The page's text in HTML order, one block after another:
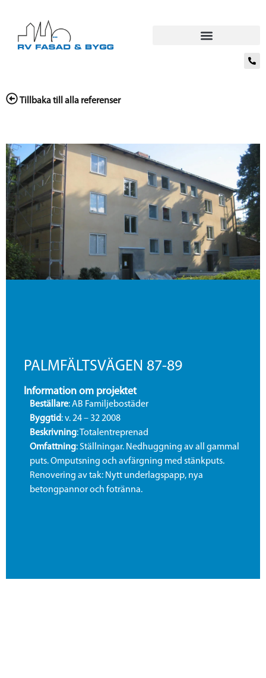
Tillbaka till alla referenser
PALMFÄLTSVÄGEN 87-89
Information om projektet
Beställare: AB Familjebostäder
Byggtid: v. 24 – 32 2008
Beskrivning: Totalentreprenad
Omfattning: Ställningar. Nedhuggning av all gammal
puts. Omputsning och avfärgning med stänkputs.
Renovering av tak: Nytt underlagspapp, nya
betongpannor och fotränna.